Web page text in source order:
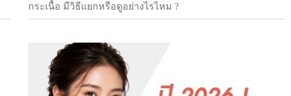
กระเนื้อ มีวิธีแยกหรือดูอย่างไรไหม ?